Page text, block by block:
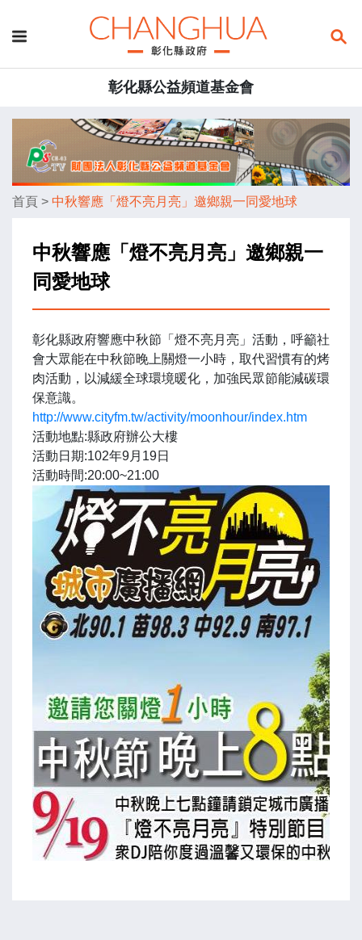
彰化縣公益頻道基金會
首頁 > 中秋響應「燈不亮月亮」邀鄉親一同愛地球
中秋響應「燈不亮月亮」邀鄉親一
同愛地球
彰化縣政府響應中秋節「燈不亮月亮」活動，呼籲社
會大眾能在中秋節晚上關燈一小時，取代習慣有的烤
肉活動，以減緩全球環境暖化，加強民眾節能減碳環
保意識。
http://www.cityfm.tw/activity/moonhour/index.htm
活動地點:縣政府辦公大樓
活動日期:102年9月19日
活動時間:20:00~21:00